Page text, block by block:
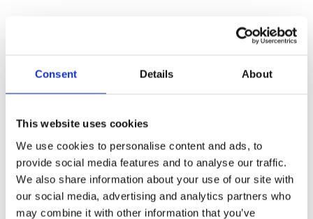
Consent Details About
This website uses cookies
We use cookies to personalise content and ads, to
provide social media features and to analyse our traffic.
We also share information about your use of our site with
our social media, advertising and analytics partners who
may combine it with other information that you’ve
Modus kann das Hebesystem von JIECANG einen Standby-
Die Click-Schnellmontage-Serie, die Zoom-Schnellhebeserie,
Verbrauchern in jeder Hinsicht gesunde Büroprodukte.
20+ Jahre Erfahrung in der Linearantriebsindustrie
elektrische Hubtisch ist weit verbreitet in Bürogebäuden,
Verwaltungseinheiten, Unternehmen, Schulen, Familien und
anderen Umgebungen, für langjährig sitzendes Personal, um
Wir bieten Ihnen professionelle Hebesystemlösungen und die
dazugehörigen Komponenten.
Video